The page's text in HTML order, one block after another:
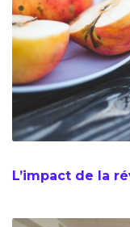
L’impact de la